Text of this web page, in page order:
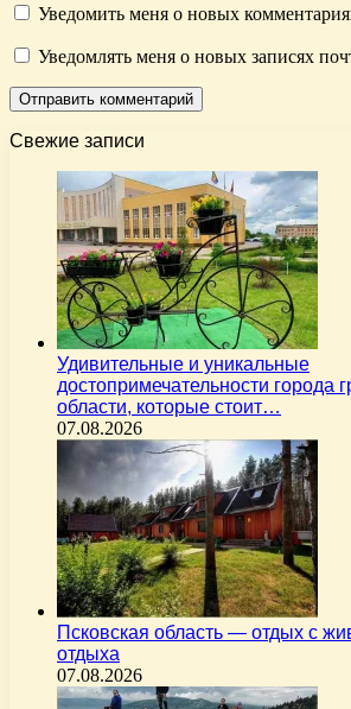
Уведомить меня о новых
Уведомлять меня о новых записях
Свежие записи
Удивительные и уникальные
достопримечательности города
области, которые стоит…
07.08.2026
Псковская область — отдых с
отдыха
07.08.2026